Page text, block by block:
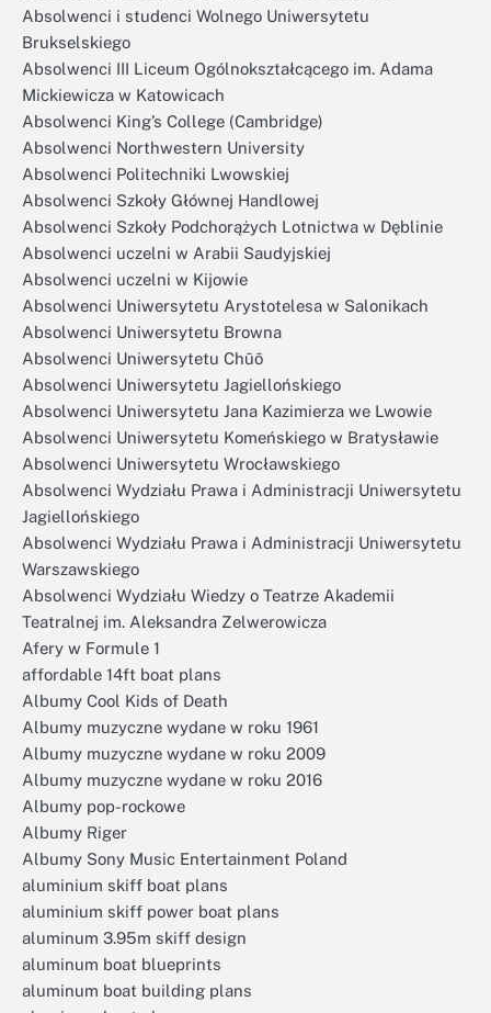
Absolwenci i studenci Wolnego Uniwersytetu
Brukselskiego
Absolwenci III Liceum Ogólnokształcącego im. Adama
Mickiewicza w Katowicach
Absolwenci King’s College (Cambridge)
Absolwenci Northwestern University
Absolwenci Politechniki Lwowskiej
Absolwenci Szkoły Głównej Handlowej
Absolwenci Szkoły Podchorążych Lotnictwa w Dęblinie
Absolwenci uczelni w Arabii Saudyjskiej
Absolwenci uczelni w Kijowie
Absolwenci Uniwersytetu Arystotelesa w Salonikach
Absolwenci Uniwersytetu Browna
Absolwenci Uniwersytetu Chūō
Absolwenci Uniwersytetu Jagiellońskiego
Absolwenci Uniwersytetu Jana Kazimierza we Lwowie
Absolwenci Uniwersytetu Komeńskiego w Bratysławie
Absolwenci Uniwersytetu Wrocławskiego
Absolwenci Wydziału Prawa i Administracji Uniwersytetu
Jagiellońskiego
Absolwenci Wydziału Prawa i Administracji Uniwersytetu
Warszawskiego
Absolwenci Wydziału Wiedzy o Teatrze Akademii
Teatralnej im. Aleksandra Zelwerowicza
Afery w Formule 1
affordable 14ft boat plans
Albumy Cool Kids of Death
Albumy muzyczne wydane w roku 1961
Albumy muzyczne wydane w roku 2009
Albumy muzyczne wydane w roku 2016
Albumy pop-rockowe
Albumy Riger
Albumy Sony Music Entertainment Poland
aluminium skiff boat plans
aluminium skiff power boat plans
aluminum 3.95m skiff design
aluminum boat blueprints
aluminum boat building plans